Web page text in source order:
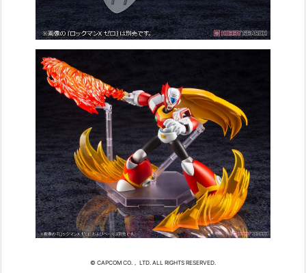
© CAPCOM CO.， LTD. ALL RIGHTS RESERVED.